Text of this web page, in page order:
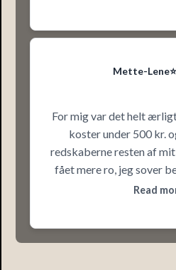
For mig var det helt
koster under 500 kr.
redskaberne resten af
fået mere ro, jeg sover
ikke hele min energi på
Read
Mette-